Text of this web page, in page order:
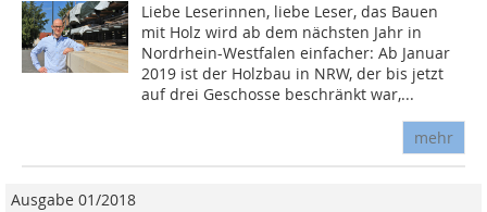
Liebe Leserinnen, liebe Leser, das Bauen
mit Holz wird ab dem nächsten Jahr in
Nordrhein-Westfalen einfacher: Ab Januar
2019 ist der Holzbau in NRW, der bis jetzt
auf drei Geschosse beschränkt war,...
mehr
Ausgabe 01/2018